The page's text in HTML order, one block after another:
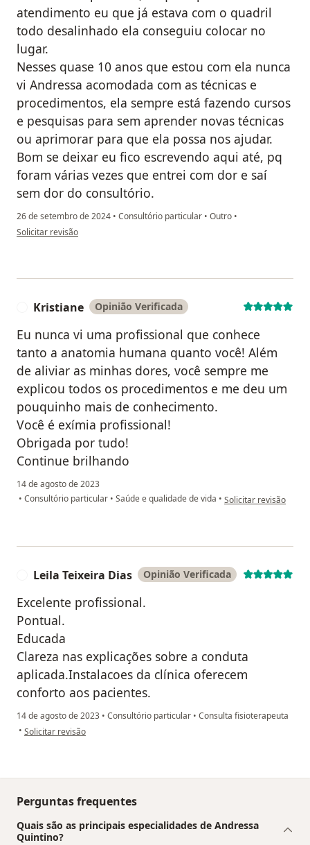
atendimento eu que já estava com o quadril
todo desalinhado ela conseguiu colocar no
lugar.
Nesses quase 10 anos que estou com ela nunca
vi Andressa acomodada com as técnicas e
procedimentos, ela sempre está fazendo cursos
e pesquisas para sem aprender novas técnicas
ou aprimorar para que ela possa nos ajudar.
Bom se deixar eu fico escrevendo aqui até, pq
foram várias vezes que entrei com dor e saí
sem dor do consultório.
26 de setembro de 2024 • Consultório particular • Outro •
na opinião do utilizador Kenya
Solicitar revisão
Kristiane Opinião Verificada
Eu nunca vi uma profissional que conhece
tanto a anatomia humana quanto você! Além
de aliviar as minhas dores, você sempre me
explicou todos os procedimentos e me deu um
pouquinho mais de conhecimento.
Você é exímia profissional!
Obrigada por tudo!
Continue brilhando
14 de agosto de 2023
• Consultório particular • Saúde e qualidade de vida • na opinião do
Solicitar revisão
Leila Teixeira Dias Opinião Verificada
Excelente profissional.
Pontual.
Educada
Clareza nas explicações sobre a conduta
aplicada.Instalacoes da clínica oferecem
conforto aos pacientes.
14 de agosto de 2023 • Consultório particular • Consulta fisioterapeuta
• na opinião do utilizador Leila Teixeira Dias
Solicitar revisão
Perguntas frequentes
Quais são as principais especialidades de Andressa
Quintino?